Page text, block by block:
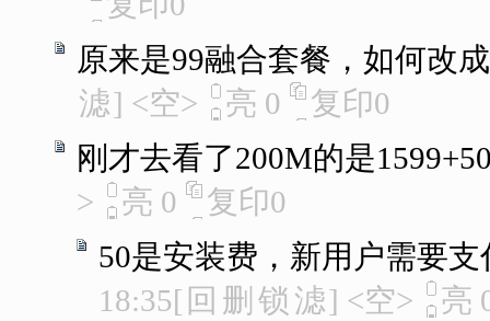
原来是99融合套餐，如何改
滤] <空> 亮 0 复印0
刚才去看了200M的是
>
亮 0 复印0
50是安装费，新用户需要
18:35[ 回 删 锁 滤] <空> 亮